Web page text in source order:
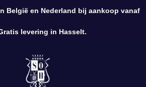
België en Nederland bij aankoop vanaf
levering in Hasselt.